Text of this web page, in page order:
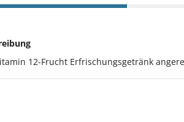
12-Frucht Erfrischungsgetränk